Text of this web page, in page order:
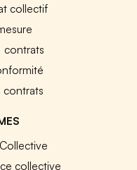
collectif
contrats
contrats
collective